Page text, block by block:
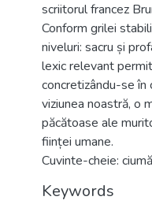
scriitorul francez
Conform grilei
niveluri: sacru și
lexic relevant
concretizându-se în
viziunea noastră, o
păcătoase ale
ființei umane.
Cuvinte-cheie:
Keywords